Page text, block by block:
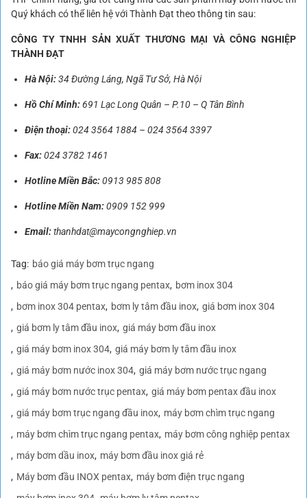
Quý khách có thể liên hệ với Thành Đạt theo thông tin sau:
CÔNG TY TNHH SẢN XUẤT THƯƠNG MẠI VÀ CÔNG NGHIỆP
THÀNH ĐẠT
Hà Nội:34 Đường Láng, Ngã Tư Sở, Hà Nội
Hồ Chí Minh:691 Lạc Long Quân – P.10 – Q Tân Bình
Điện thoại:024 3564 1884 – 024 3564 3397
Fax:024 3782 1461
Hotline Miền Bắc:0913 985 808
Hotline Miền Nam:0909 152 999
Email:thanhdat@maycongnghiep.vn
Tag: báo giá máy bơm trục ngang
báo giá máy bơm trục ngang pentax bơm inox 304
bơm inox 304 pentax bơm ly tâm đầu inox giá bơm inox 304
giá bơm ly tâm đầu inox giá máy bơm đầu inox
giá máy bơm inox 304 giá máy bơm ly tâm đầu inox
giá máy bơm nước inox 304 giá máy bơm nước trục ngang
giá máy bơm nước trục pentax giá máy bơm pentax đầu inox
giá máy bơm trục ngang đầu inox máy bơm chìm trục ngang
máy bơm chìm trục ngang pentax máy bơm công nghiệp pentax
máy bơm dầu inox máy bơm đầu inox giá rẻ
Máy bơm đầu INOX pentax máy bơm điện trục ngang